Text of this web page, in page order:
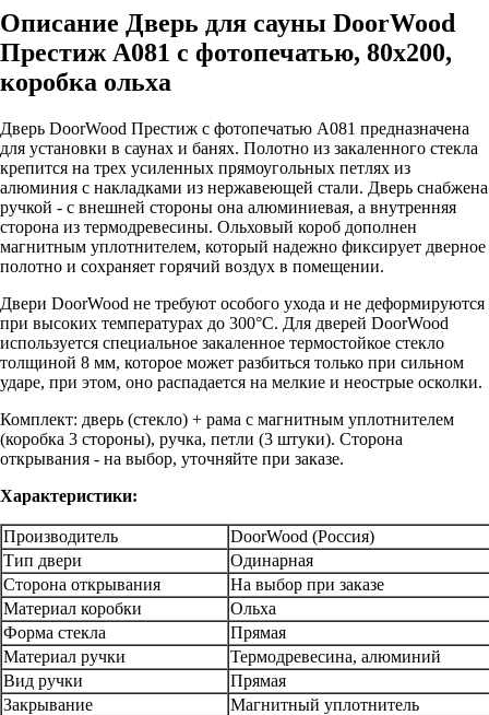
Описание Дверь для сауны DoorWood
Престиж А081 с фотопечатью, 80х200,
коробка ольха
Дверь DoorWood Престиж с фотопечатью А081 предназначена
для установки в саунах и банях. Полотно из закаленного стекла
крепится на трех усиленных прямоугольных петлях из
алюминия с накладками из нержавеющей стали. Дверь снабжена
ручкой - с внешней стороны она алюминиевая, а внутренняя
сторона из термодревесины. Ольховый короб дополнен
магнитным уплотнителем, который надежно фиксирует дверное
полотно и сохраняет горячий воздух в помещении.
Двери DoorWood не требуют особого ухода и не деформируются
при высоких температурах до 300°C. Для дверей DoorWood
используется специальное закаленное термостойкое стекло
толщиной 8 мм, которое может разбиться только при сильном
ударе, при этом, оно распадается на мелкие и неострые осколки.
Комплект: дверь (стекло) + рама с магнитным уплотнителем
(коробка 3 стороны), ручка, петли (3 штуки). Сторона
открывания - на выбор, уточняйте при заказе.
Характеристики:
Производитель
DoorWood (Россия)
Тип двери
Одинарная
Сторона открывания
На выбор при заказе
Материал коробки
Ольха
Форма стекла
Прямая
Материал ручки
Термодревесина, алюминий
Вид ручки
Прямая
Закрывание
Магнитный уплотнитель